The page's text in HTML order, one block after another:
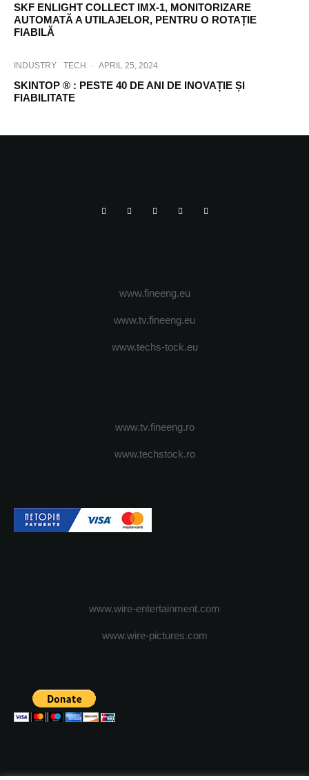
SKF ENLIGHT COLLECT IMX-1, MONITORIZARE
AUTOMATĂ A UTILAJELOR, PENTRU O ROTAȚIE
FIABILĂ
INDUSTRY TECH · APRIL 25, 2024
SKINTOP ® : PESTE 40 DE ANI DE INOVAȚIE ȘI
FIABILITATE
www.fineeng.eu
www.tv.fineeng.eu
www.techs-tock.eu
www.tv.fineeng.ro
www.techstock.ro
www.wire-entertainment.com
www.wire-pictures.com